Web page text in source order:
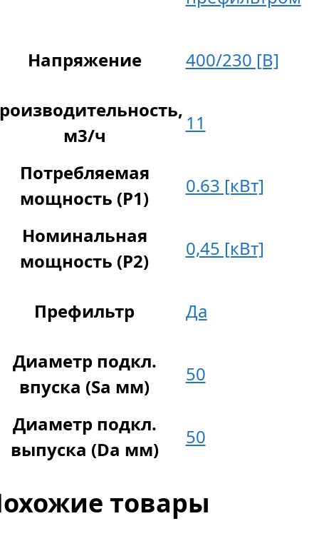
Напряжение 400/230 [В]
м3/ч
11
Потребляемая
мощность (P1)
0.63 [кВт]
Номинальная
мощность (P2)
0,45 [кВт]
Префильтр Да
Диаметр подкл.
впуска (Sa мм)
50
Диаметр подкл.
выпуска (Da мм)
50
товары